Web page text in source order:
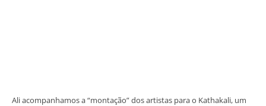
Ali acompanhamos a “montação” dos artistas para o Kathakali, um